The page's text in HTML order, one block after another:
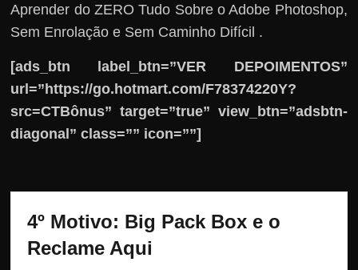
Aprender do ZERO Tudo Sobre o Adobe Photoshop,
Sem Enrolação e Sem Caminho Difícil .
[ads_btn label_btn=”VER DEPOIMENTOS”
url=”https://go.hotmart.com/F78374220Y?
src=CTBônus” target=”true” view_btn=”adsbtn-
diagonal” class=”” icon=””]
4º Motivo: Big Pack Box e o
Reclame Aqui